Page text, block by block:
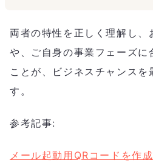
両者の特性を正しく理解し、
や、ご自身の事業フェーズに
ことが、ビジネスチャンスを
す。
参考記事:
メール起動用QRコードを作